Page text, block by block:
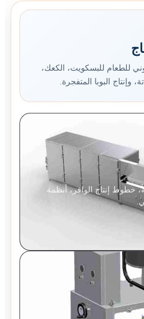
للطعام للبسكويت، الكعك،
وإنتاج البوبا المتفجرة.
خطوط إنتاج الوافر، أنظمة